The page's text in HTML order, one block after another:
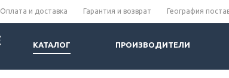
Оплата и доставка Гарантия и возврат География
КАТАЛОГ ПРОИЗВОДИТЕЛИ